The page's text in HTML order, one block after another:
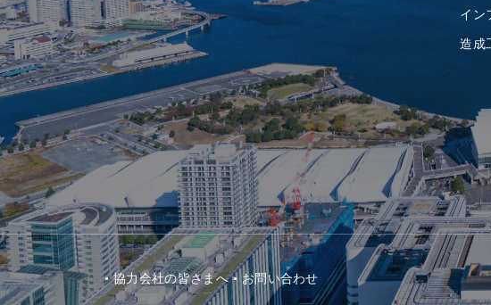
イン
造成
協⼒会社の皆さまへ お問い合わせ